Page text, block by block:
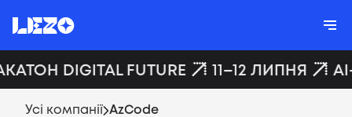
DIGITAL FUTURE 11–12 ЛИПНЯ
Усі компанії AzCode